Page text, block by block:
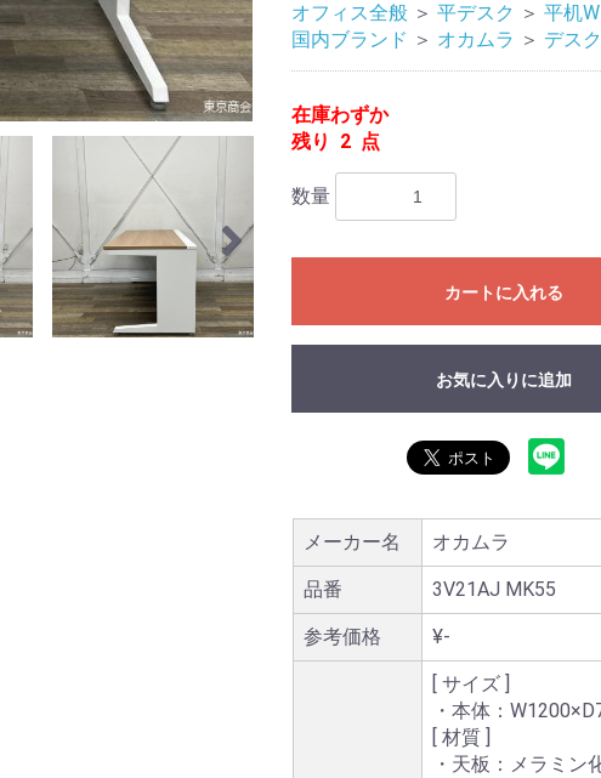
オフィス全般 ＞ 平デスク ＞ 平机
国内ブランド ＞ オカムラ ＞ デスク
在庫わずか
残り 2 点
数量
カートに入れる
お気に入りに追加
メーカー名 オカムラ
品番 3V21AJ MK55
参考価格 ¥-
[ サイズ ]
・本体：
[ 材質 ]
・天板：メラミン